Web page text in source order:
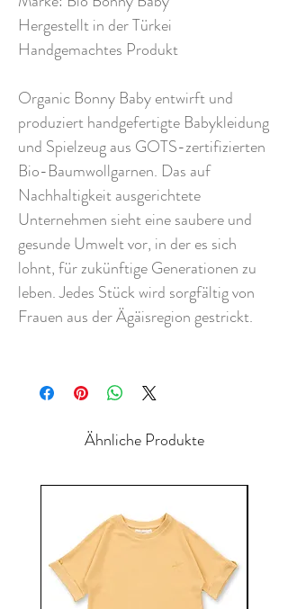
Hergestellt in der Türkei
Handgemachtes Produkt
Organic Bonny Baby entwirft und
produziert handgefertigte Babykleidung
und Spielzeug aus GOTS-zertifizierten
Bio-Baumwollgarnen. Das auf
Nachhaltigkeit ausgerichtete
Unternehmen sieht eine saubere und
gesunde Umwelt vor, in der es sich
lohnt, für zukünftige Generationen zu
leben. Jedes Stück wird sorgfältig von
Frauen aus der Ägäisregion gestrickt.
Ähnliche Produkte